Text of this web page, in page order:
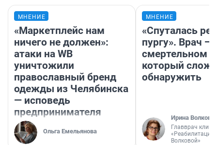
МНЕНИЕ
«Маркетплейс нам
ничего не должен»:
атаки на WB
уничтожили
православный бренд
одежды из Челябинска
— исповедь
предпринимателя
Ольга Емельянова
МНЕНИЕ
«Спуталась
пургу». Врач —
смертельном
который
обнаружить
Ирина Волкова
Главврач
«Реабилитация
Волковой»